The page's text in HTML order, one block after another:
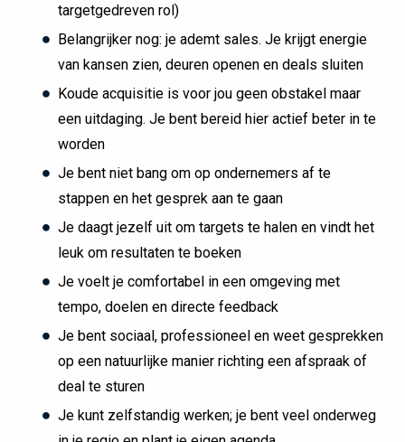
targetgedreven rol)
Belangrijker nog: je ademt sales. Je krijgt energie
van kansen zien, deuren openen en deals sluiten
Koude acquisitie is voor jou geen obstakel maar
een uitdaging. Je bent bereid hier actief beter in te
worden
Je bent niet bang om op ondernemers af te
stappen en het gesprek aan te gaan
Je daagt jezelf uit om targets te halen en vindt het
leuk om resultaten te boeken
Je voelt je comfortabel in een omgeving met
tempo, doelen en directe feedback
Je bent sociaal, professioneel en weet gesprekken
op een natuurlijke manier richting een afspraak of
deal te sturen
Je kunt zelfstandig werken; je bent veel onderweg